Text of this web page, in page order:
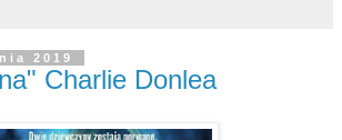
2019
Charlie Donlea